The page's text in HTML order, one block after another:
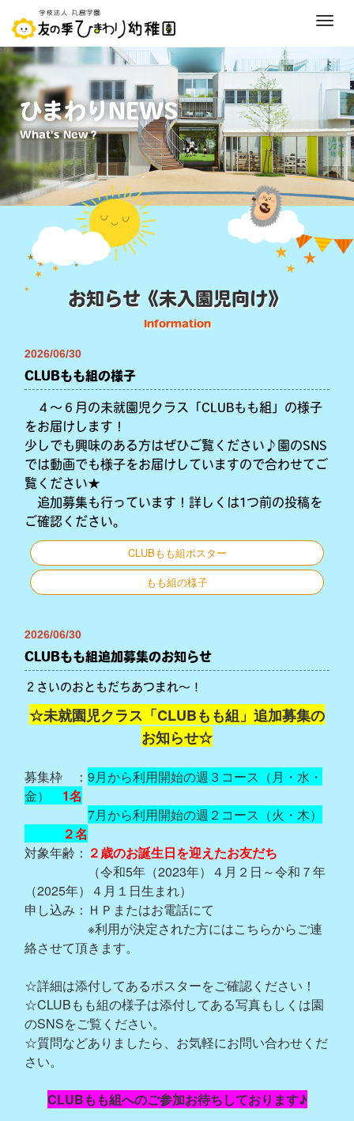
M
e
n
ひまわりNEWS
What's New？
お知らせ《未入園児向け》
Information
2026/06/30
CLUBもも組の様子
４～６月の未就園児クラス「CLUBもも組」の様子
をお届けします！
少しでも興味のある方はぜひご覧ください♪園のSNS
では動画でも様子をお届けしていますので合わせてご
覧ください★
追加募集も行っています！詳しくは1つ前の投稿を
ご確認ください。
CLUBもも組ポスター
もも組の様子
2026/06/30
CLUBもも組追加募集のお知らせ
２さいのおともだちあつまれ～！
☆未就園児クラス「CLUBもも組」追加募集の
お知らせ☆
募集枠 ：9月から利用開始の週３コース（月・水・
金） 1名
7月から利用開始の週２コース（火・木）
２名
対象年齢： ２歳のお誕生日を迎えたお友だち
（令和5年（2023年）４月２日～令和７年
（2025年）４月１日生まれ）
申し込み：ＨＰまたはお電話にて
※利用が決定された方にはこちらからご連
絡させて頂きます。
☆詳細は添付してあるポスターをご確認ください！
☆CLUBもも組の様子は添付してある写真もしくは園
のSNSをご覧ください。
☆質問などありましたら、お気軽にお問い合わせくだ
さい。
CLUBもも組へのご参加お待ちしております♪